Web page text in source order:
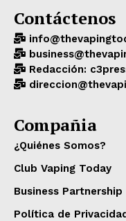
Contáctenos
Redacción:
Compañia
¿Quiénes Somos?
Club Vaping Today
Business Partnership
Política de